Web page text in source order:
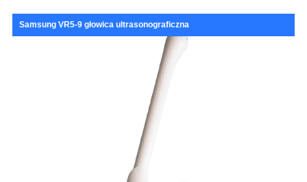
Samsung VR5-9 głowica ultrasonograficzna